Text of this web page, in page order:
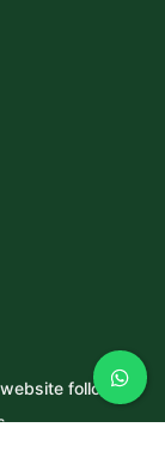
follows